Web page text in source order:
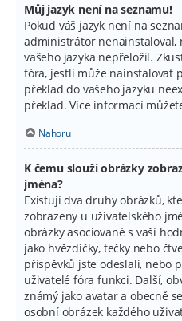
Můj jazyk není na seznamu!
Pokud váš jazyk není na
administrátor nenainstaloval,
vašeho jazyka nepřeložil.
fóra, jestli může nainstalovat
překlad do vašeho jazyku
překlad. Více informací
Nahoru
K čemu slouží obrázky
jména?
Existují dva druhy obrázků,
zobrazeny u uživatelského
obrázky asociované s vaší
jako hvězdičky, tečky nebo
příspěvků jste odeslali, nebo
uživatelé fóra funkci. Další,
známý jako avatar a obecně
osobní obrázek každého